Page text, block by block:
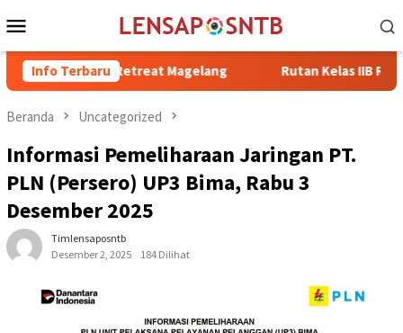
ke
Mobile
Info Terbaru
di Retreat Magelang Rutan Kelas IIB Raba Bima
Beranda Uncategorized
Informasi Pemeliharaan Jaringan PT.
PLN (Persero) UP3 Bima, Rabu 3
Desember 2025
Timlensaposntb
Desember 2, 2025
184 Dilihat